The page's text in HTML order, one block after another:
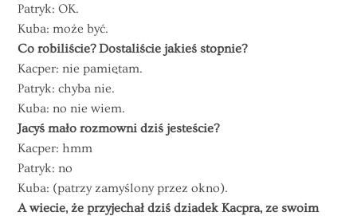
Patryk: OK.
Kuba: może być.
Co robiliście? Dostaliście jakieś stopnie?
Kacper: nie pamiętam.
Patryk: chyba nie.
Kuba: no nie wiem.
Jacyś mało rozmowni dziś jesteście?
Kacper: hmm
Patryk: no
Kuba: (patrzy zamyślony przez okno).
A wiecie, że przyjechał dziś dziadek Kacpra, ze swoim